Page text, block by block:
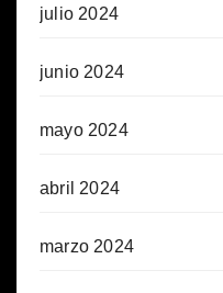
julio 2024
junio 2024
mayo 2024
abril 2024
marzo 2024